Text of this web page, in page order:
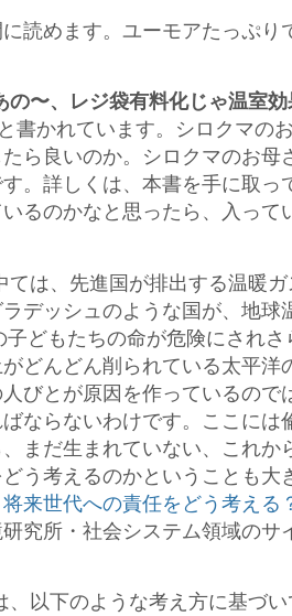
読めます。ユーモアたっぷり
の〜、レジ袋有料化じゃ温室
と書かれています。シロクマの
ら良いのか。シロクマのお母
。詳しくは、本書を手に取っ
るのかなと思ったら、入って
ては、先進国が排出する温暖
デッシュのような国が、地球
子どもたちの命が危険にされ
どんどん削られている太平洋
びとが原因を作っているので
ならないわけです。ここには
まだ生まれていない、これか
う考えるのかということも大
来世代への責任をどう考える
究所・社会システム領域のサ
、以下のような考え方に基づ